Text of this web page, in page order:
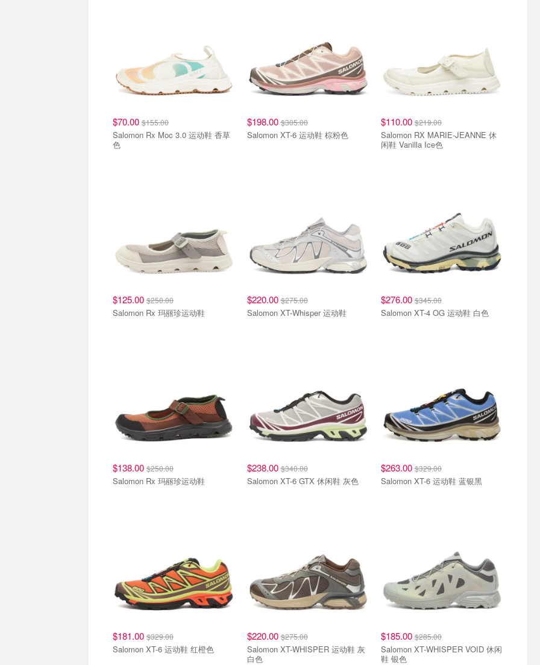
$70.00 $155.00
Salomon Rx Moc 3.0 运动鞋 香草
色
$198.00$305.00
Salomon XT-6 运动鞋 棕粉色
$110.00 $219.00
Salomon RX MARIE-JEANNE 休
闲鞋 Vanilla Ice色
$125.00 $250.00
Salomon Rx 玛丽珍运动鞋
$220.00$275.00
Salomon XT-Whisper 运动鞋
$276.00 $345.00
Salomon XT-4 OG 运动鞋 白色
$138.00 $250.00
Salomon Rx 玛丽珍运动鞋
$238.00$340.00
Salomon XT-6 GTX 休闲鞋 灰色
$263.00 $329.00
Salomon XT-6 运动鞋 蓝银黑
$181.00 $329.00
Salomon XT-6 运动鞋 红橙色
$220.00$275.00
Salomon XT-WHISPER 运动鞋 灰
白色
$185.00 $285.00
Salomon XT-WHISPER VOID 休闲
鞋 银色